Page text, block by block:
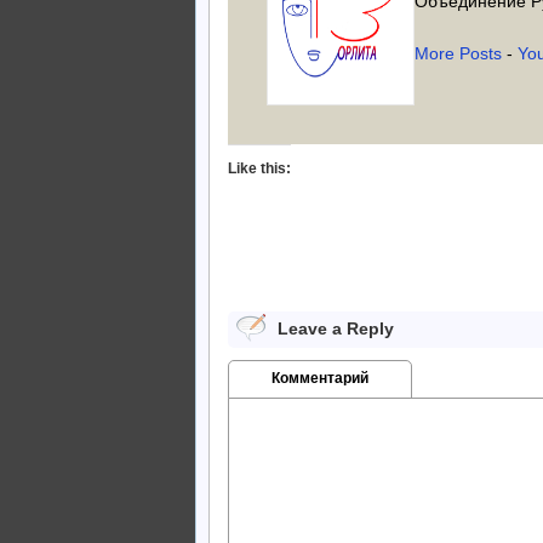
More Posts -
Like this:
Leave a Reply
Комментарий